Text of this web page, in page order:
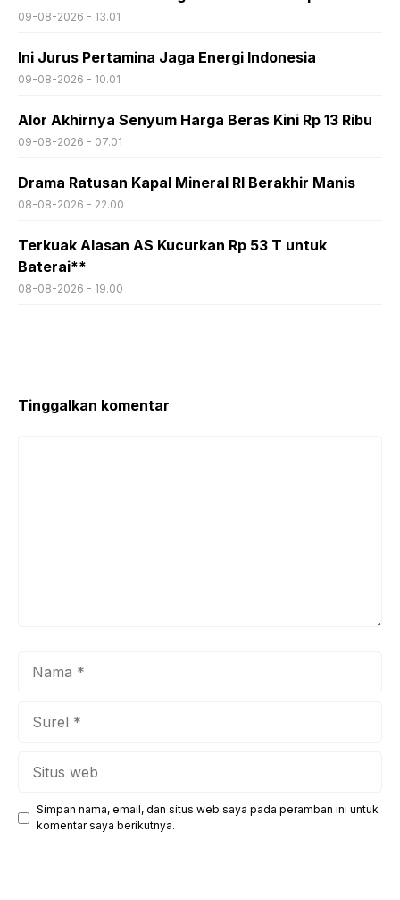
09-08-2026 - 13.01
Ini Jurus Pertamina Jaga Energi Indonesia
09-08-2026 - 10.01
Alor Akhirnya Senyum Harga Beras Kini Rp 13 Ribu
09-08-2026 - 07.01
Drama Ratusan Kapal Mineral RI Berakhir Manis
08-08-2026 - 22.00
Terkuak Alasan AS Kucurkan Rp 53 T untuk
Baterai**
08-08-2026 - 19.00
Tinggalkan komentar
Simpan nama, email, dan situs web saya pada peramban ini untuk
komentar saya berikutnya.